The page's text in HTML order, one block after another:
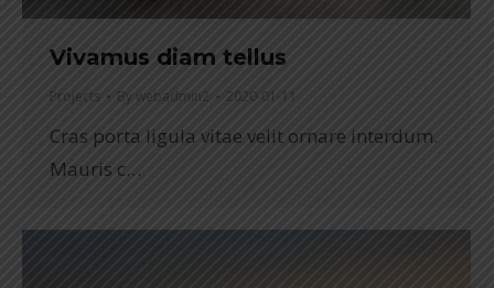
Vivamus diam tellus
Projects By webadmin2 2020-01-11
Cras porta ligula vitae velit ornare interdum.
Mauris c…